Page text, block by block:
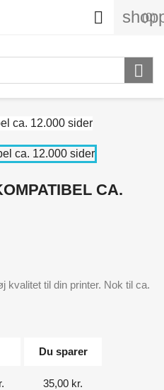
(0)


CA.
kvalitet til din printer. Nok til ca.
Du sparer
35,00 kr.